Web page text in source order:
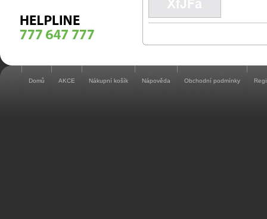
Domů AKCE Nákupní košík Nápověda Obchodní podmínky